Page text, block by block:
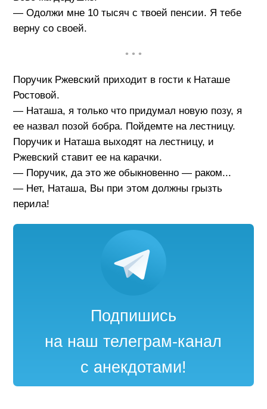
— Одолжи мне 10 тысяч с твоей пенсии. Я тебе
верну со своей.
• • •
Поручик Ржевский приходит в гости к Наташе
Ростовой.
— Наташа, я только что придумал новую позу, я
ее назвал позой бобра. Пойдемте на лестницу.
Поручик и Наташа выходят на лестницу, и
Ржевский ставит ее на карачки.
— Поручик, да это же обыкновенно — раком...
— Нет, Наташа, Вы при этом должны грызть
перила!
Подпишись
на наш телеграм-канал
с анекдотами!